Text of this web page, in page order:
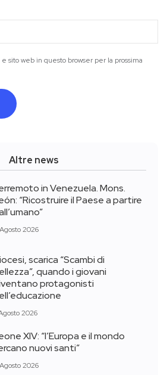
sito web in questo browser per la prossima
Altre news
in Venezuela. Mons.
“Ricostruire il Paese a partire
2026
scarica “Scambi di
quando i giovani
protagonisti
2026
XIV: “l’Europa e il mondo
nuovi santi”
2026